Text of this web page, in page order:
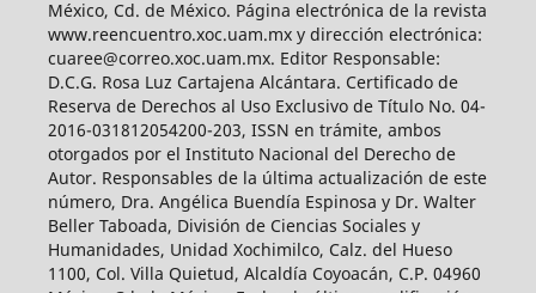
México, Cd. de México. Página electrónica de la revista
www.reencuentro.xoc.uam.mx y dirección electrónica:
cuaree@correo.xoc.uam.mx. Editor Responsable:
D.C.G. Rosa Luz Cartajena Alcántara. Certificado de
Reserva de Derechos al Uso Exclusivo de Título No. 04-
2016-031812054200-203, ISSN en trámite, ambos
otorgados por el Instituto Nacional del Derecho de
Autor. Responsables de la última actualización de este
número, Dra. Angélica Buendía Espinosa y Dr. Walter
Beller Taboada, División de Ciencias Sociales y
Humanidades, Unidad Xochimilco, Calz. del Hueso
1100, Col. Villa Quietud, Alcaldía Coyoacán, C.P. 04960